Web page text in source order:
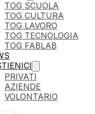
TOG SCUOLA
TOG CULTURA
TOG LAVORO
TOG TECNOLOGIA
TOG FABLAB
PRIVATI
AZIENDE
VOLONTARIO